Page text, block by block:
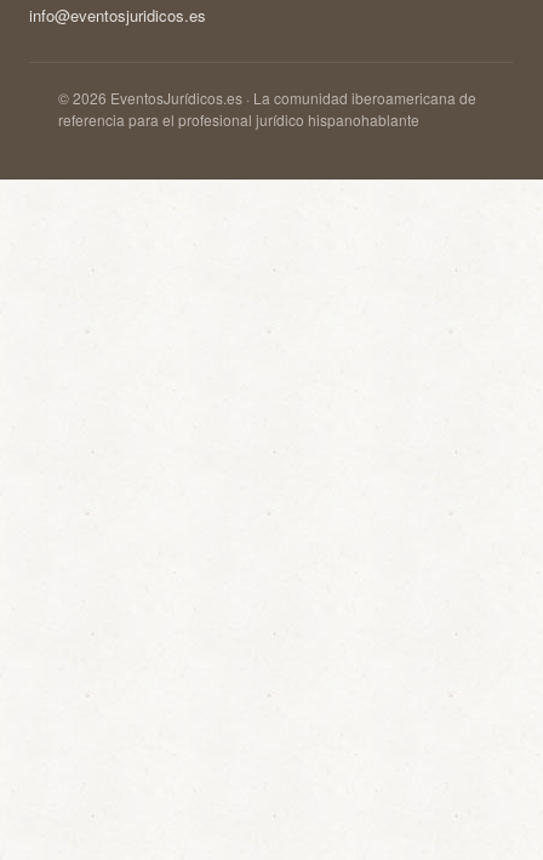
info@eventosjuridicos.es
© 2026 EventosJurídicos.es · La comunidad iberoamericana de
referencia para el profesional jurídico hispanohablante